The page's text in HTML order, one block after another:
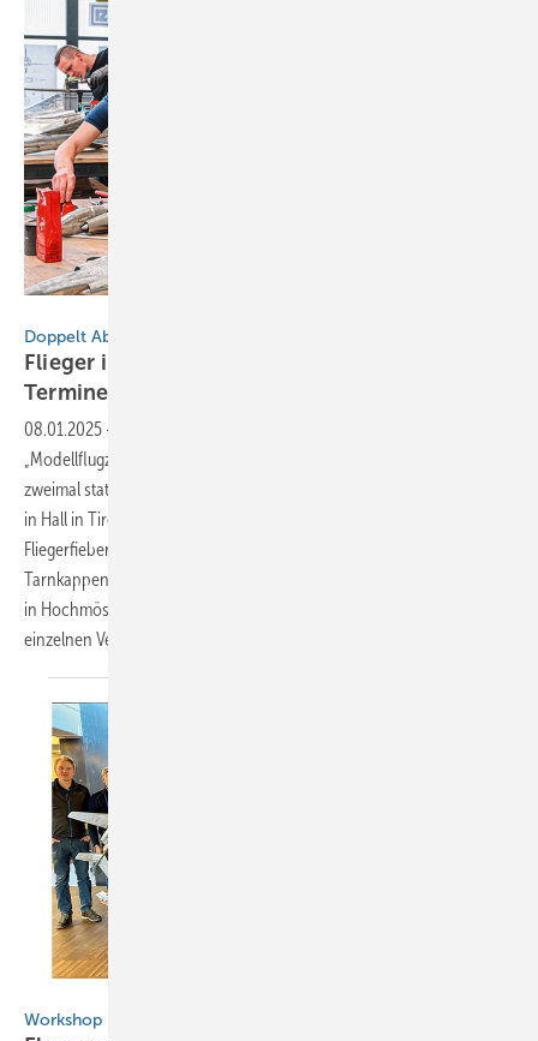
Doppelt Abgehoben
Flieger im Doppelpack: Ein Thema, zwei
Termine
08.01.2025 -
„Modellflugzeuge aus Titanzink bauen“ findet im Jahr 2025 gleich
zweimal statt. Flugzeugenthusiasten haben im Februar die Möglichkeit
in Hall in Tirol das Modell eines Starfighters zu bauen. Immer noch im
Fliegerfieber? Ein zweiter Termin im April bietet die Möglichkeit ein
Tarnkappenflugzeugs F 117 a Nighthawk in den Hallen von Kaelin Aero
in Hochmössingen zu fertigen. Detailierte Informationen zu den
einzelnen Veranstaltungen finden Sie in diesem
Workshop bei Eisenkies in Tirol